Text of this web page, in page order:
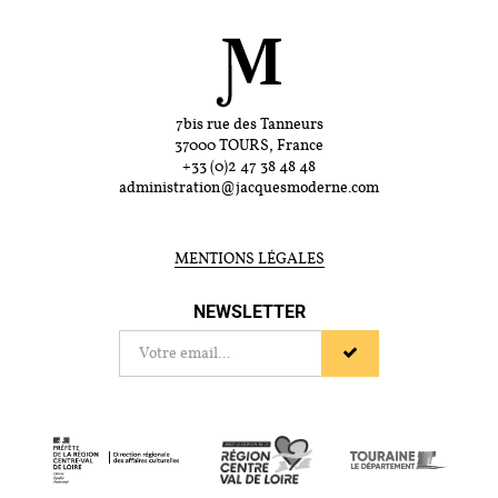
7bis rue des Tanneurs
37000 TOURS, France
+33 (0)2 47 38 48 48
administration@jacquesmoderne.com
MENTIONS LÉGALES
NEWSLETTER